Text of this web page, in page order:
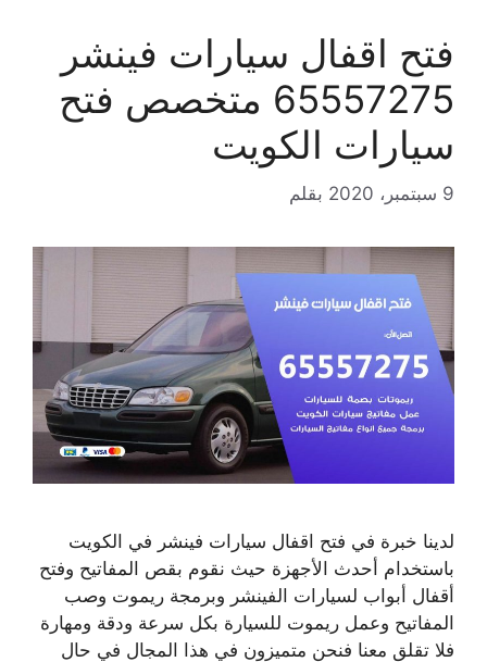
فتح اقفال سيارات فينشر
65557275 متخصص فتح
سيارات الكويت
9 سبتمبر، 2020 بقلم
لدينا خبرة في فتح اقفال سيارات فينشر في الكويت
باستخدام أحدث الأجهزة حيث نقوم بقص المفاتيح وفتح
أقفال أبواب لسيارات الفينشر وبرمجة ريموت وصب
المفاتيح وعمل ريموت للسيارة بكل سرعة ودقة ومهارة
فلا تقلق معنا فنحن متميزون في هذا المجال في حال